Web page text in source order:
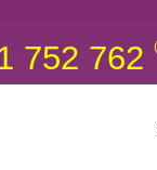
752 762